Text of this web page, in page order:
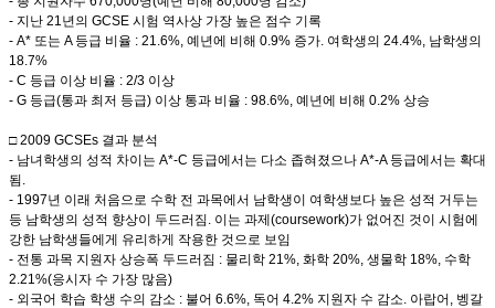
- 지난 21년의 GCSE 시험 역사상 가장 높은 점수 기록
- A* 또는 A 등급 비율 : 21.6%, 예년에 비해 0.9% 증가. 여학생의 24.4%, 남학생의
18.7%
- C 등급 이상 비율 : 2/3 이상
- G 등급(통과 최저 등급) 이상 통과 비율 : 98.6%, 예년에 비해 0.2% 상승
□ 2009 GCSEs 결과 분석
- 남녀학생의 성적 차이는 A*-C 등급에서는 다소 좁혀졌으나 A*-A 등급에서는 확대
됨.
- 1997년 이래 처음으로 수학 전 과목에서 남학생이 여학생보다 높은 성적 거두는
등 남학생의 성적 향상이 두드러짐. 이는 과제(coursework)가 없어진 것이 시험에
강한 남학생들에게 유리하게 작용한 것으로 보임
- 전통 과목 지원자 상승폭 두드러짐 : 물리학 21%, 화학 20%, 생물학 18%, 수학
2.21%(응시자 수 가장 많음)
- 외국어 학습 학생 수의 감소 : 불어 6.6%, 독어 4.2% 지원자 수 감소. 아랍어, 벵갈